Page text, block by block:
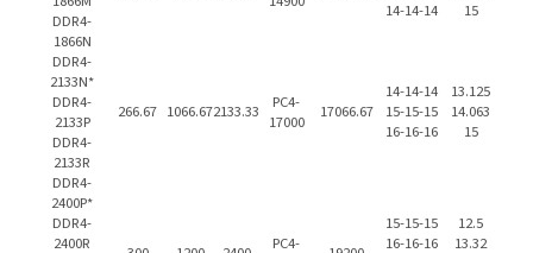
DDR4-
1866N
14-14-14
15
DDR4-
2133N*
DDR4-
2133P
DDR4-
2133R
266.67 1066.672133.33
PC4-
17000
17066.67
14-14-14
15-15-15
16-16-16
13.125
14.063
15
DDR4-
2400P*
DDR4-
2400R
PC4-
15-15-15
16-16-16
12.5
13.32